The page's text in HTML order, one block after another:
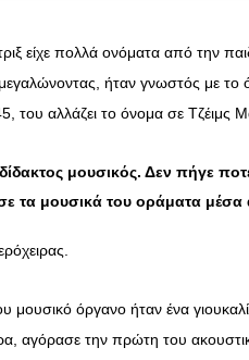
είχε πολλά ονόματα από την
μεγαλώνοντας, ήταν γνωστός με
του αλλάζει το όνομα σε Τζέιμς
μουσικός. Δεν πήγε
τα μουσικά του οράματα
μουσικό όργανο ήταν ένα
αγόρασε την πρώτη του